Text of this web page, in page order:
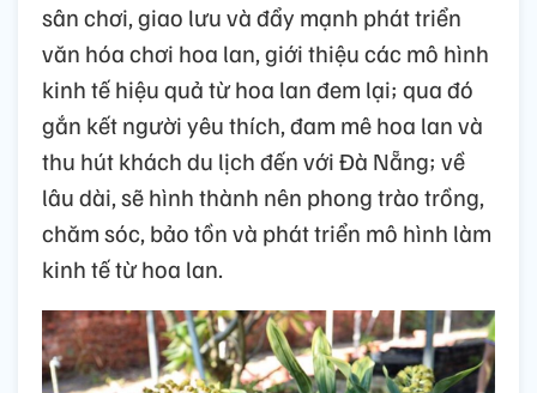
sân chơi, giao lưu và đẩy mạnh phát triển
văn hóa chơi hoa lan, giới thiệu các mô hình
kinh tế hiệu quả từ hoa lan đem lại; qua đó
gắn kết người yêu thích, đam mê hoa lan và
thu hút khách du lịch đến với Đà Nẵng; về
lâu dài, sẽ hình thành nên phong trào trồng,
chăm sóc, bảo tồn và phát triển mô hình làm
kinh tế từ hoa lan.